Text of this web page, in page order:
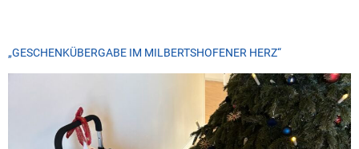
„GESCHENKÜBERGABE IM MILBERTSHOFENER HERZ“